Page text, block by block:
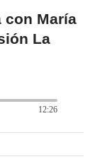
con María
La
12:26